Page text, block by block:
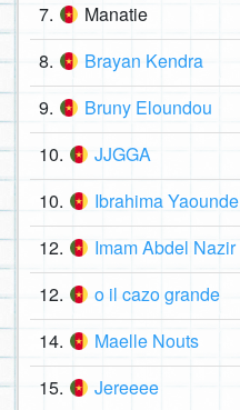
7. Manatie
8. Brayan Kendra
9. Bruny Eloundou
10. JJGGA
10. Ibrahima Yaounde
12. Imam Abdel Nazir
12. o il cazo grande
14. Maelle Nouts
15. Jereeee